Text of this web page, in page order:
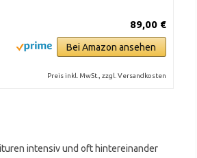
89,00 €
Bei Amazon ansehen
Preis inkl. MwSt., zzgl. Versandkosten
intensiv und oft hintereinander